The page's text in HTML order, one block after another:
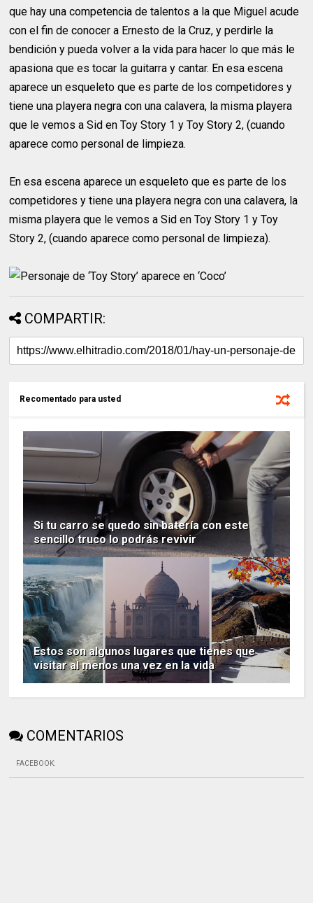
que hay una competencia de talentos a la que Miguel acude
con el fin de conocer a Ernesto de la Cruz, y perdirle la
bendición y pueda volver a la vida para hacer lo que más le
apasiona que es tocar la guitarra y cantar. En esa escena
aparece un esqueleto que es parte de los competidores y
tiene una playera negra con una calavera, la misma playera
que le vemos a Sid en Toy Story 1 y Toy Story 2, (cuando
aparece como personal de limpieza.
En esa escena aparece un esqueleto que es parte de los
competidores y tiene una playera negra con una calavera, la
misma playera que le vemos a Sid en Toy Story 1 y Toy
Story 2, (cuando aparece como personal de limpieza).
COMPARTIR:
Recomentado para usted
Si tu carro se quedo sin batería con este
sencillo truco lo podrás revivir
Estos son algunos lugares que tienes que
visitar al menos una vez en la vida
COMENTARIOS
FACEBOOK: